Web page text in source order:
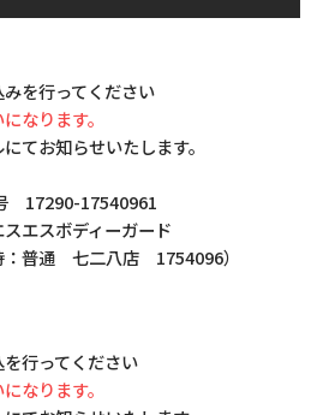
を行ってください
なります。
てお知らせいたします。
17290-17540961
エスボディーガード
：普通 七二八店 1754096）
行ってください
なります。